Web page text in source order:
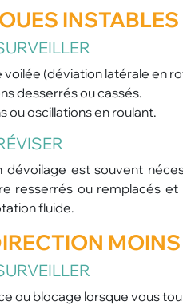
voilée (déviation latérale en
desserrés ou cassés.
ou oscillations en roulant.
dévoilage est souvent
resserrés ou remplacés
fluide.
ou blocage lorsque vous